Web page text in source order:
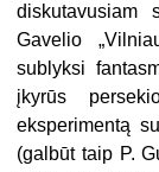
diskutavusiam
Gavelio
sublyksi
įkyrūs
eksperimentą
(galbūt taip P.